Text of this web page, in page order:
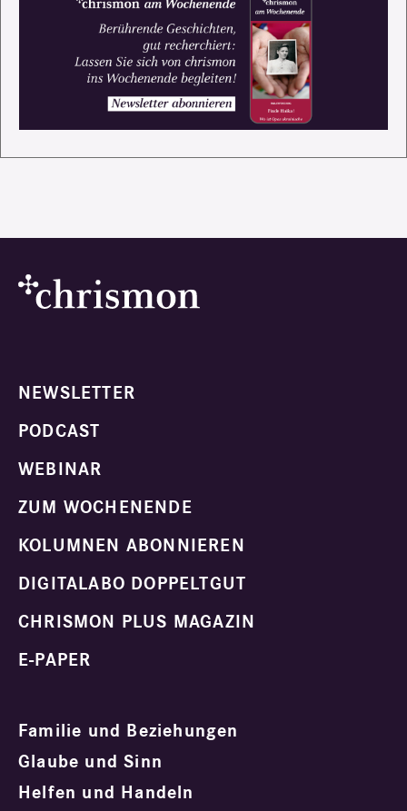
NEWSLETTER
PODCAST
WEBINAR
ZUM WOCHENENDE
KOLUMNEN ABONNIEREN
DIGITALABO DOPPELTGUT
CHRISMON PLUS MAGAZIN
E-PAPER
Familie und Beziehungen
Glaube und Sinn
Helfen und Handeln